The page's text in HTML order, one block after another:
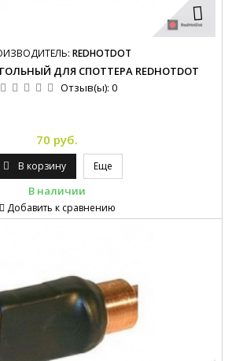
REDHOTDOT
ДЛЯ СПОТТЕРА REDHOTDOT
Отзыв(ы): 0
70 руб.
В корзину Еще
В наличии
Добавить к сравнению